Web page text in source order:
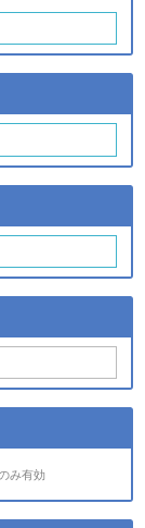
ファイルによ
供先
マーケティ
、メールアド
、所属部署
方法
スキル診断シ
まからお申
また、内容
の内容を確認
は削除等を行
み有効